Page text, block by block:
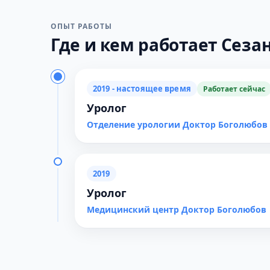
ОПЫТ РАБОТЫ
Где и кем работает
2019 - настоящее время Работает сейчас
Уролог
Отделение урологии Доктор Боголюбов
2019
Уролог
Медицинский центр Доктор Боголюбов